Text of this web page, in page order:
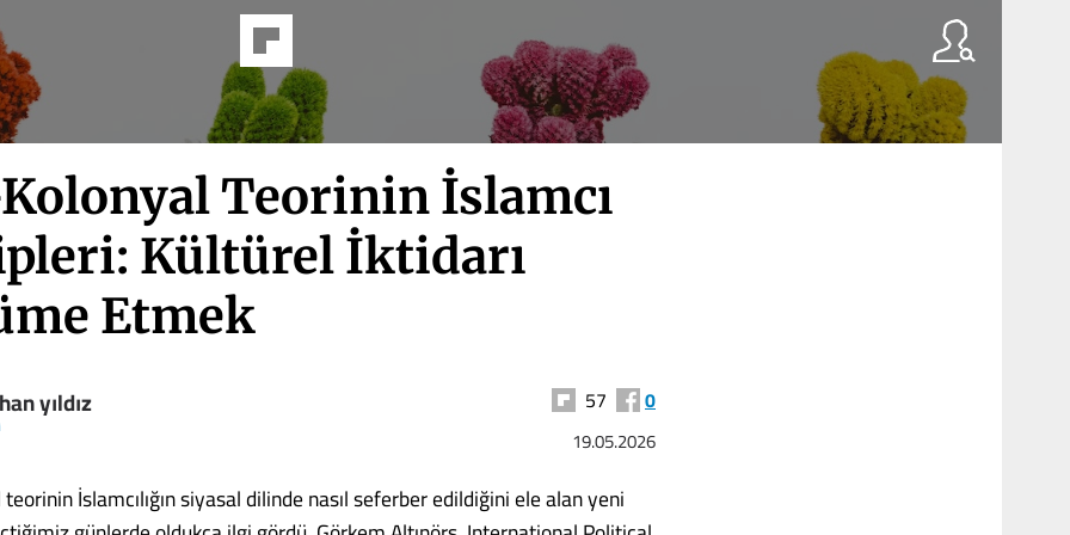
Teorinin İslamcı
Kültürel İktidarı
Etmek
yıldız 57 0
19.05.2026
İslamcılığın siyasal dilinde nasıl seferber edildiğini ele alan yeni